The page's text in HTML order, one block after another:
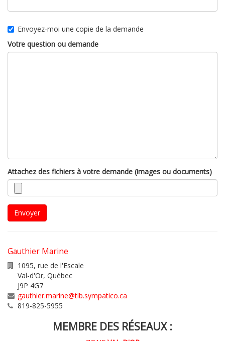
Envoyez-moi une copie de la demande
Votre question ou demande
Attachez des fichiers à votre demande (images ou documents)
Envoyer
Gauthier Marine
1095, rue de l'Escale
Val-d'Or, Québec
J9P 4G7
gauthier.marine@tlb.sympatico.ca
819-825-5955
MEMBRE DES RÉSEAUX :